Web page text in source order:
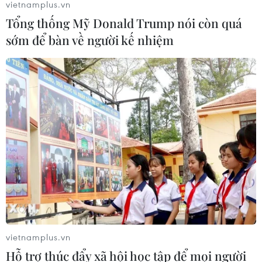
Bộ Ngoại giao Mỹ mở rộng kiểm tra
mạng xã hội đối với đương đơn xin
thị thực
06/08/2026 22:52
Chủ tịch Quốc hội Trần Thanh Mẫn
tiếp Đại sứ Hoa Kỳ Jennifer Wicks
06/08/2026 13:43
Tổng thống Trump bác tin Mỹ thiếu
hụt vũ khí vì chiến dịch Trung Đông
06/08/2026 09:40
vietnamplus.vn
Tổng thống Mỹ Donald Trump nói còn quá
sớm để bàn về người kế nhiệm
vietnamplus.vn
Hỗ trợ thúc đẩy xã hội học tập để mọi người